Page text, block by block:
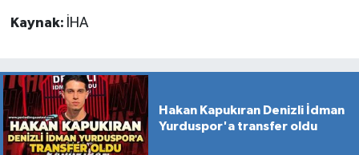
Kaynak: İHA
Hakan Kapukıran Denizli İdman
Yurduspor'a transfer oldu